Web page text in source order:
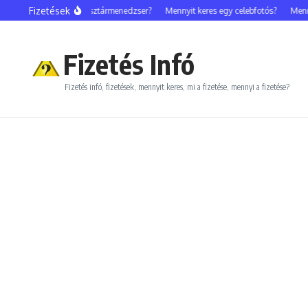
Ugrás a tartalomhoz
Fizetések
Mennyit keres egy sztármenedzser? Mennyit keres egy celebfotós? Mennyit
Fizetés Infó
Fizetés infó, fizetések, mennyit keres, mi a fizetése, mennyi a fizetése?